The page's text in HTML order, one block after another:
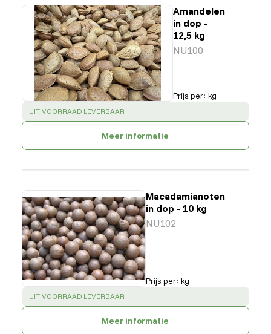
Amandelen
in dop -
12,5 kg
NU100
Prijs per: kg
SUCCESS:
UIT VOORRAAD LEVERBAAR
Meer informatie
Macadamianoten
in dop - 10 kg
NU102
Prijs per: kg
SUCCESS:
UIT VOORRAAD LEVERBAAR
Meer informatie